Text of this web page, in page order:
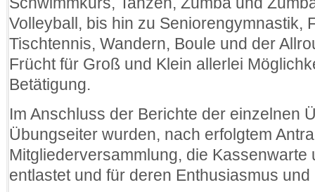
Volleyball, bis hin zu Seniorengymnastik,
Tischtennis, Wandern, Boule und der
Frücht für Groß und Klein allerlei
Betätigung.
Im Anschluss der Berichte der einzelnen
Übungseiter wurden, nach erfolgtem
Mitgliederversammlung, die
entlastet und für deren Enthusiasmus